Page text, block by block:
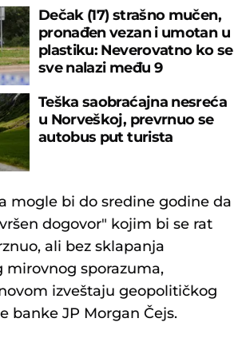
Dečak (17) strašno mučen,
pronađen vezan i umotan u
plastiku: Neverovatno ko se
sve nalazi među 9
Teška saobraćajna nesreća
u Norveškoj, prevrnuo se
autobus put turista
mogle bi do sredine godine da
dogovor" kojim bi se rat
ali bez sklapanja
mirovnog sporazuma,
izveštaju geopolitičkog
banke JP Morgan Čejs.